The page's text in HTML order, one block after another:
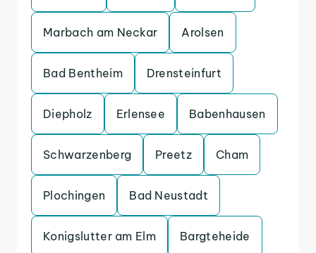
Marbach am Neckar Arolsen
Bad Bentheim Drensteinfurt
Diepholz Erlensee Babenhausen
Schwarzenberg Preetz Cham
Plochingen Bad Neustadt
Konigslutter am Elm Bargteheide